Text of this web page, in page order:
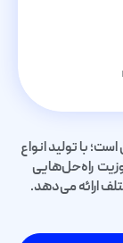
با تولید انواع
راه‌حل‌هایی
ارائه می‌دهد.